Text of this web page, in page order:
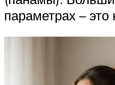
параметрах –